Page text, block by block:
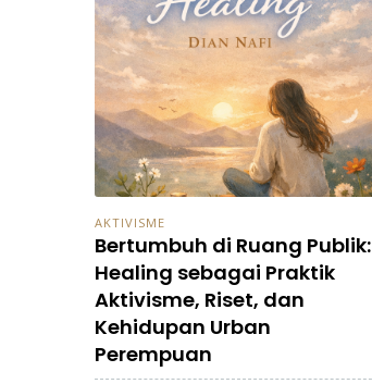
AKTIVISME
Bertumbuh di Ruang Publik:
Healing sebagai Praktik
Aktivisme, Riset, dan
Kehidupan Urban
Perempuan